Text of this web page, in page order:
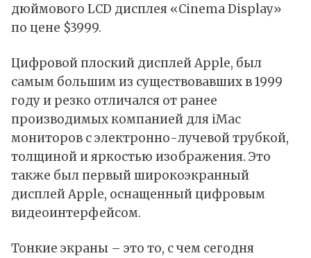
дюймового LCD дисплея «Cinema Display»
по цене $3999.
Цифровой плоский дисплей Apple, был
самым большим из существовавших в 1999
году и резко отличался от ранее
производимых компанией для iMac
мониторов с электронно-лучевой трубкой,
толщиной и яркостью изображения. Это
также был первый широкоэкранный
дисплей Apple, оснащенный цифровым
видеоинтерфейсом.
Тонкие экраны – это то, с чем сегодня